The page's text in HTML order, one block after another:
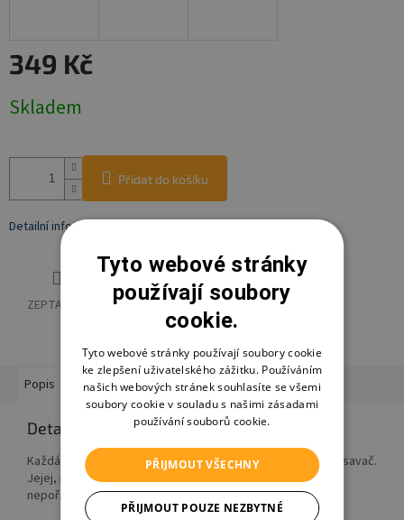
349 Kč
cena:
Skladem
Přidat do košíku
Detailní informace
ZEPTAT SE HLÍDAT SDÍLET
Popis Hodnocení Diskuze Značka Ostatní informace
Detailní popis produktu
Každá malá pomocnice v domácnosti potřebuje k úklidu vysavač.
Jejej, na zemi jsou vysypané kuličky, zapni vysavač a ukliď
nepořádek.
Tyto webové stránky
používají soubory
cookie.
Tyto webové stránky používají soubory cookie
ke zlepšení uživatelského zážitku. Používáním
našich webových stránek souhlasíte se všemi
soubory cookie v souladu s našimi zásadami
používání souborů cookie.
PŘIJMOUT VŠECHNY
PŘIJMOUT POUZE NEZBYTNÉ